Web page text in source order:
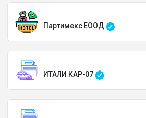
Партимекс ЕООД
ИТАЛИ КАР-07